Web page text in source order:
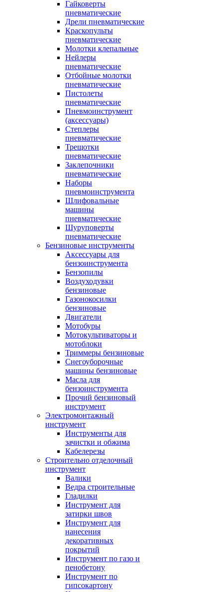
Гайковерты
пневматические
Дрели пневматические
Краскопульты
пневматические
Молотки клепальные
Нейлеры
пневматические
Отбойные молотки
пневматические
Пистолеты
пневматические
Пневмоинструмент
(аксессуары)
Степлеры
пневматические
Трещотки
пневматические
Заклепочники
пневматические
Наборы
пневмоинструмента
Шлифовальные
машины
пневматические
Шуруповерты
пневматические
Бензиновые инструменты
Аксессуары для
бензоинструмента
Бензопилы
Воздуходувки
бензиновые
Газонокосилки
бензиновые
Двигатели
Мотобуры
Мотокультиваторы и
мотоблоки
Триммеры бензиновые
Снегоуборочные
машины бензиновые
Масла для
бензоинструмента
Прочий бензиновый
инструмент
Электромонтажный
инструмент
Инструменты для
зачистки и обжима
Кабелерезы
Строительно отделочный
инструмент
Валики
Ведра строительные
Гладилки
Инструмент для
затирки швов
Инструмент для
нанесения
декоративных
покрытий
Инструмент по газо и
пенобетону
Инструмент по
гипсокартону